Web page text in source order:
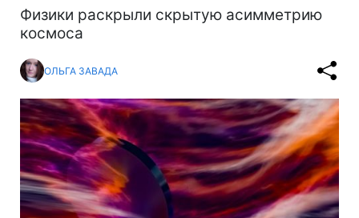
Физики раскрыли скрытую асимметрию
космоса
ОЛЬГА ЗАВАДА